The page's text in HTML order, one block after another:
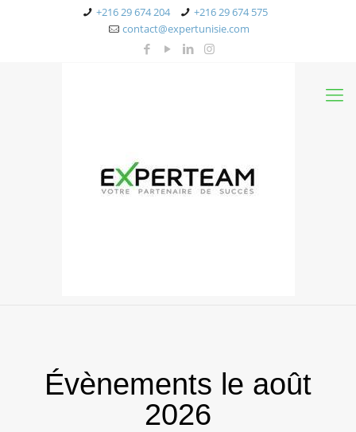
+216 29 674 204
+216 29 674 575
contact@expertunisie.com
Évènements le août
2026